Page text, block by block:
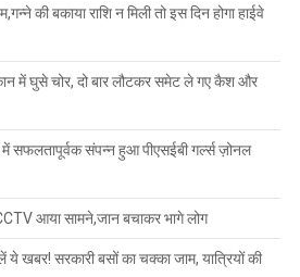
की बकाया राशि न मिली तो इस दिन होगा हाईवे
में घुसे चोर, दो बार लौटकर समेट ले गए कैश और
में सफलतापूर्वक संपन्न हुआ पीएसईबी गर्ल्स ज़ोनल
आया सामने,जान बचाकर भागे लोग
सरकारी बसों का चक्का जाम, यात्रियों की